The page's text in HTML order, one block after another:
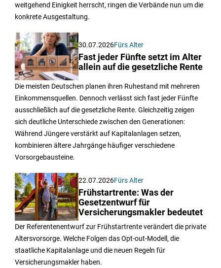
weitgehend Einigkeit herrscht, ringen die Verbände nun um die
konkrete Ausgestaltung.
30.07.2026Fürs Alter
Fast jeder Fünfte setzt im Alter
allein auf die gesetzliche Rente
Die meisten Deutschen planen ihren Ruhestand mit mehreren
Einkommensquellen. Dennoch verlässt sich fast jeder Fünfte
ausschließlich auf die gesetzliche Rente. Gleichzeitig zeigen
sich deutliche Unterschiede zwischen den Generationen:
Während Jüngere verstärkt auf Kapitalanlagen setzen,
kombinieren ältere Jahrgänge häufiger verschiedene
Vorsorgebausteine.
22.07.2026Fürs Alter
Frühstartrente: Was der
Gesetzentwurf für
Versicherungsmakler bedeutet
Der Referentenentwurf zur Frühstartrente verändert die private
Altersvorsorge. Welche Folgen das Opt-out-Modell, die
staatliche Kapitalanlage und die neuen Regeln für
Versicherungsmakler haben.